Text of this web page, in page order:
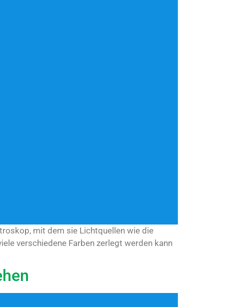
mit dem sie Lichtquellen wie die
verschiedene Farben zerlegt werden kann